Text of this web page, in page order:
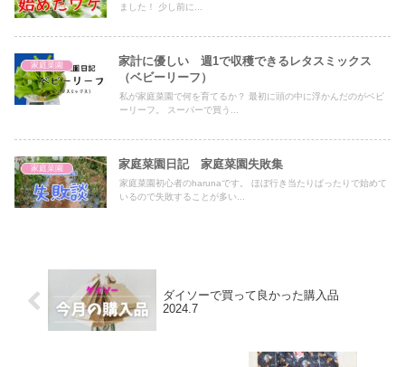
ました！ 少し前に...
家庭菜園
家計に優しい 週1で収穫できるレタスミックス
（ベビーリーフ）
私が家庭菜園で何を育てるか？ 最初に頭の中に浮かんだのがベビ
ーリーフ。 スーパーで買う...
家庭菜園 家庭菜園日記 家庭菜園失敗集
家庭菜園初心者のharunaです。 ほぼ行き当たりばったりで始めて
いるので失敗することが多い...
ダイソーで買って良かった購入品
2024.7